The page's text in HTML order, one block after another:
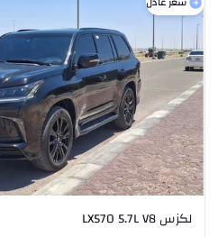
لكزس LX570 5.7L V8